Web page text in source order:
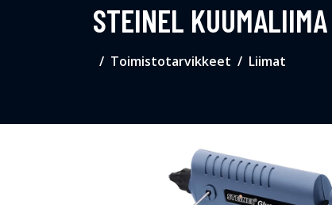
STEINEL
Toimistotarvikkeet Liimat